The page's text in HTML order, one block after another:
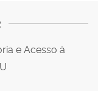
e Acesso à